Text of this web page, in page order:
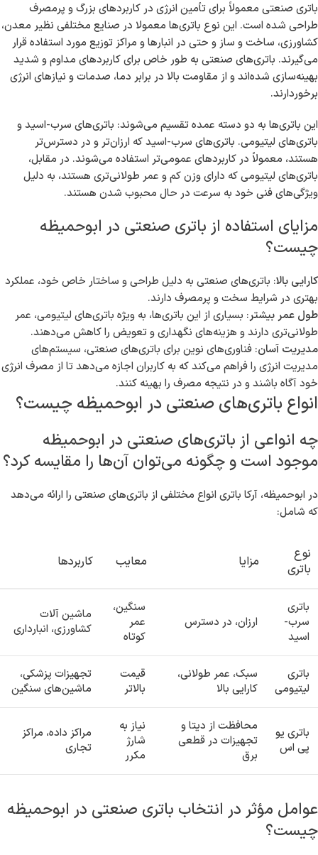
باتری صنعتی معمولاً برای تأمین انرژی در کاربردهای بزرگ و پرمصرف
طراحی شده است. این نوع باتری‌ها معمولا در صنایع مختلفی نظیر معدن،
کشاورزی، ساخت و ساز و حتی در انبارها و مراکز توزیع مورد استفاده قرار
می‌گیرند. باتری‌های صنعتی به طور خاص برای کاربردهای مداوم و شدید
بهینه‌سازی شده‌اند و از مقاومت بالا در برابر دما، صدمات و نیازهای انرژی
برخوردارند.
این باتری‌ها به دو دسته عمده تقسیم می‌شوند: باتری‌های سرب-اسید و
باتری‌های لیتیومی. باتری‌های سرب-اسید که ارزان‌تر و در دسترس‌تر
هستند، معمولاً در کاربردهای عمومی‌تر استفاده می‌شوند. در مقابل،
باتری‌های لیتیومی که دارای وزن کم و عمر طولانی‌تری هستند، به دلیل
ویژگی‌های فنی خود به سرعت در حال محبوب شدن هستند.
مزایای استفاده از باتری صنعتی در ابوحمیظه
چیست؟
کارایی بالا: باتری‌های صنعتی به دلیل طراحی و ساختار خاص خود، عملکرد
بهتری در شرایط سخت و پرمصرف دارند.
طول عمر بیشتر: بسیاری از این باتری‌ها، به ویژه باتری‌های لیتیومی، عمر
طولانی‌تری دارند و هزینه‌های نگهداری و تعویض را کاهش می‌دهند.
مدیریت آسان: فناوری‌های نوین برای باتری‌های صنعتی، سیستم‌های
مدیریت انرژی را فراهم می‌کند که به کاربران اجازه می‌دهد تا از مصرف انرژی
خود آگاه باشند و در نتیجه مصرف را بهینه کنند.
انواع باتری‌های صنعتی در ابوحمیظه چیست؟
چه انواعی از باتری‌های صنعتی در ابوحمیظه
موجود است و چگونه می‌توان آن‌ها را مقایسه کرد؟
در ابوحمیظه، آرکا باتری انواع مختلفی از باتری‌های صنعتی را ارائه می‌دهد
که شامل:
نوع
باتری
مزایا معایب کاربردها
باتری
سرب-
اسید
ارزان، در دسترس
سنگین،
عمر
کوتاه
ماشین آلات
کشاورزی، انبارداری
باتری
لیتیومی
سبک، عمر طولانی،
کارایی بالا
قیمت
بالاتر
تجهیزات پزشکی،
ماشین‌های سنگین
باتری یو
پی اس
محافظت از دیتا و
تجهیزات در قطعی
برق
نیاز به
شارژ
مکرر
مراکز داده، مراکز
تجاری
عوامل مؤثر در انتخاب باتری صنعتی در ابوحمیظه
چیست؟